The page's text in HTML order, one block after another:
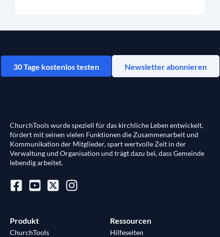
30 Tage kostenlos testen Newsletter abonnieren
ChurchTools wurde speziell für das kirchliche Leben entwickelt,
fördert mit seinen vielen Funktionen die Zusammenarbeit und
Kommunikation der Mitglieder, spart wertvolle Zeit in der
Verwaltung und Organisation und trägt dazu bei, dass Gemeinde
lebendig arbeitet.
Produkt
ChurchTools
Ressourcen
Hilfeseiten